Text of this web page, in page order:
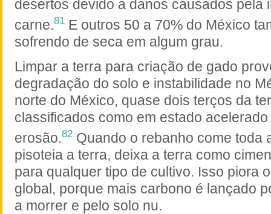
desertos devido a danos causados pela
carne.81 E outros 50 a 70% do México
sofrendo de seca em algum grau.
Limpar a terra para criação de gado
degradação do solo e instabilidade no
norte do México, quase dois terços da
classificados como em estado
erosão.82 Quando o rebanho come toda
pisoteia a terra, deixa a terra como
para qualquer tipo de cultivo. Isso piora
global, porque mais carbono é lançado
a morrer e pelo solo nu.